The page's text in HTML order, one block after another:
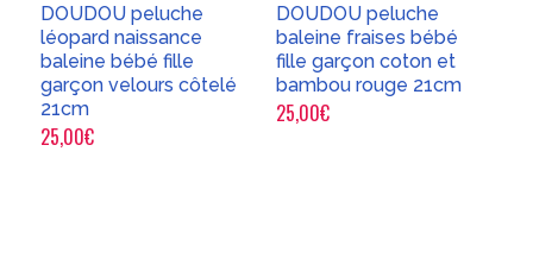
DOUDOU peluche
léopard naissance
baleine bébé fille
garçon velours côtelé
21cm
25,00€
DOUDOU peluche
baleine fraises bébé
fille garçon coton et
bambou rouge 21cm
25,00€